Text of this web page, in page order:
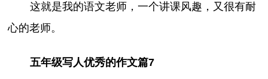
这就是我的语文老师，一个讲课风趣，又很有耐
心的老师。
五年级写人优秀的作文篇7